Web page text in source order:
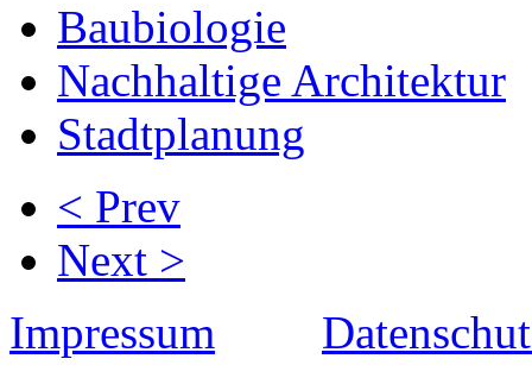
Baubiologie
Nachhaltige Architektur
Stadtplanung
< Prev
Next >
Impressum